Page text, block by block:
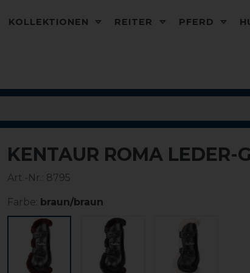
KOLLEKTIONEN REITER PFERD
KENTAUR ROMA LEDER-
Art.-Nr.: 8795
Farbe: braun/braun